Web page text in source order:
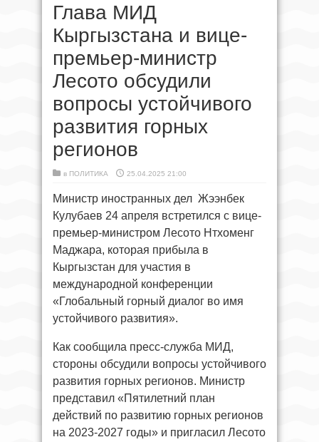
Глава МИД
Кыргызстана и вице-
премьер-министр
Лесото обсудили
вопросы устойчивого
развития горных
регионов
в ПОЛИТИКА 25.04.2025 21:00
Министр иностранных дел Жээнбек
Кулубаев 24 апреля встретился с вице-
премьер-министром Лесото Нтхоменг
Маджара, которая прибыла в
Кыргызстан для участия в
международной конференции
«Глобальный горный диалог во имя
устойчивого развития».
Как сообщила пресс-служба МИД,
стороны обсудили вопросы устойчивого
развития горных регионов. Министр
представил «Пятилетний план
действий по развитию горных регионов
на 2023-2027 годы» и пригласил Лесото